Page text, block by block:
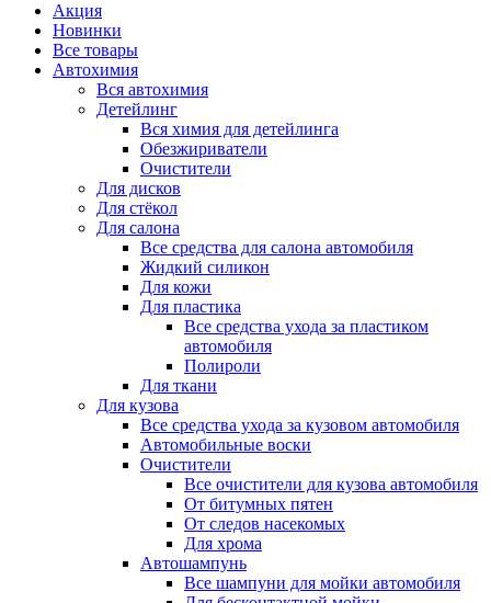
Акция
Новинки
Все товары
Автохимия
Вся автохимия
Детейлинг
Вся химия для детейлинга
Обезжириватели
Очистители
Для дисков
Для стёкол
Для салона
Все средства для салона автомобиля
Жидкий силикон
Для кожи
Для пластика
Все средства ухода за пластиком
автомобиля
Полироли
Для ткани
Для кузова
Все средства ухода за кузовом автомобиля
Автомобильные воски
Очистители
Все очистители для кузова автомобиля
От битумных пятен
От следов насекомых
Для хрома
Автошампунь
Все шампуни для мойки автомобиля